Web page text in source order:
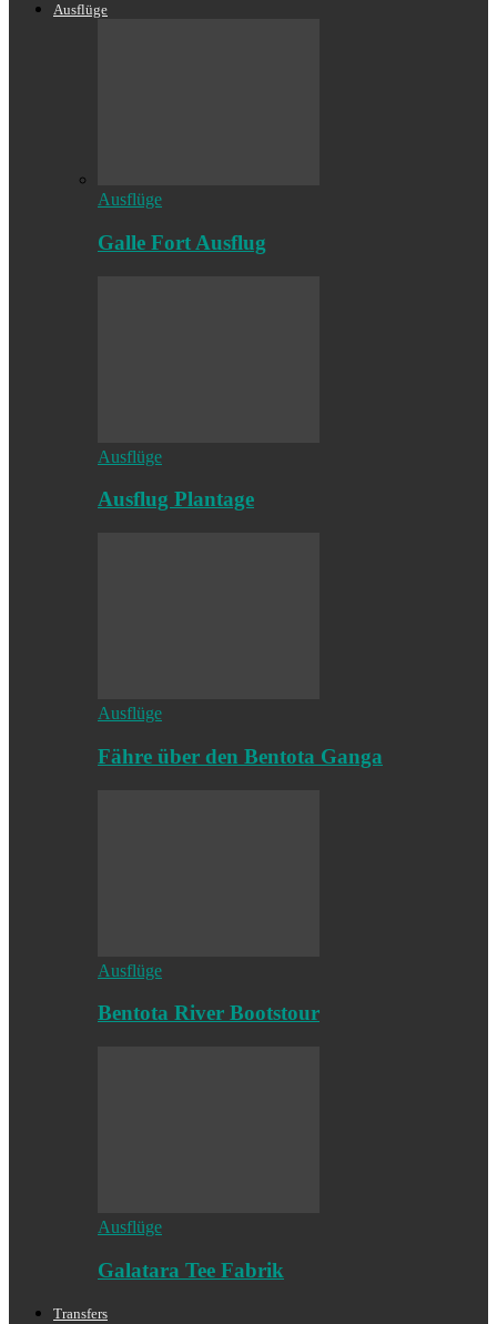
Ausflüge
Ausflüge
Galle Fort Ausflug
Ausflüge
Ausflug Plantage
Ausflüge
Fähre über den Bentota Ganga
Ausflüge
Bentota River Bootstour
Ausflüge
Galatara Tee Fabrik
Transfers